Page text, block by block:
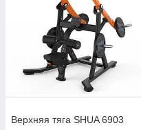
Верхняя тяга SHUA 6903